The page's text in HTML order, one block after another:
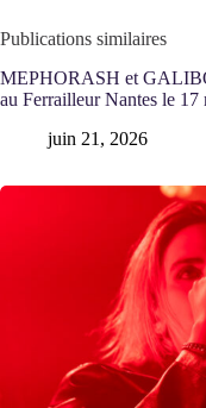
Publications similaires
MEPHORASH et
au Ferrailleur Nantes le 17
juin 21, 2026